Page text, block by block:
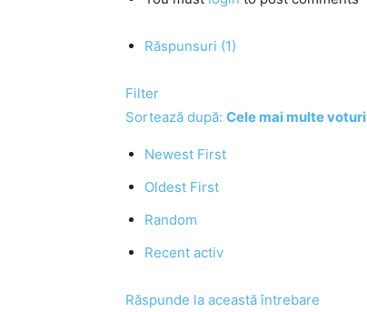
Răspunsuri (1)
Filter
Sortează după: Cele mai multe voturi
Newest First
Oldest First
Random
Recent activ
Răspunde la această întrebare